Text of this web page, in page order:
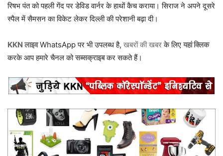
रिषभ पंत को पहली गेंद पर डेविड वार्नर के हाथों कैच कराया। सिराज ने अपने दूसरे
स्पैल में सैमसन का विकेट लेकर दिल्ली की परेशानी बढ़ा दी।
KKN लाइवWhatsApp पर भी उपलब्ध है, खबरों की खबरके लिए यहां क्लिक
करके आप हमारे चैनल कोसब्सक्राइबकर सकते हैं।